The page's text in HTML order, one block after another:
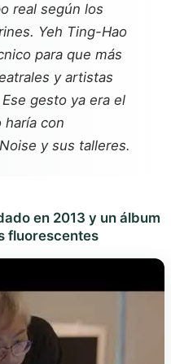
real según los
Yeh Ting-Hao
para que más
y artistas
gesto ya era el
con
y sus talleres.
en 2013 y un álbum
fluorescentes